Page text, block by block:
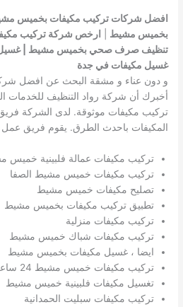
افضل شركات تركيب مكيفات بخميس
بخميس مشيط
ارخص شركة تركيب
تنظيف صرف صحي بخميس مشيط | غسيل
غسيل مكيفات في جدة
و دون عناء و مشقة البحث عن افضل
أخبرك أن شركة رواد التنظيف للخدمات
تركيب مكيفات موثوقة. لدى الشركة
المكيفات باحدث الطرق. يقوم فريق عمل
تركيب مكيفات عمالة فلبينية خميس
تركيب مكيفات خميس مشيط الصفا
تصليح مكيفات خميس مشيط
تطبيق تركيب مكيفات بخميس مشيط
تركيب مكيفات منزلية
تركيب مكيفات شباك خميس مشيط
ايضا ، غسيل مكيفات بخميس مشيط
تركيب مكيفات خميس مشيط 24 ساعة
تغسيل مكيفات فلبينية خميس مشيط
تركيب مكيفات سبليت الحمدانية